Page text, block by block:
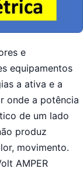
e
equipamentos
a ativa e a
onde a potência
de um lado
produz
movimento.
AMPER